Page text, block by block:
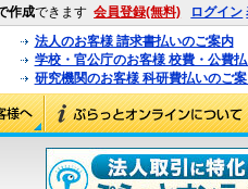
作成できます 会員登録(無料) ログイン
法人のお客様 請求書払いのご案内
学校・官公庁のお客様 校費・公費
研究機関のお客様 科研費払いのご